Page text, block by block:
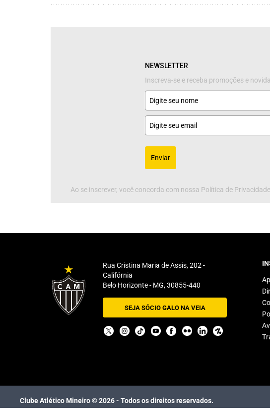
NEWSLETTER
Inscreva-se e receba promoções e
Enviar
Ao se inscrever, você concorda com nossa Política de
Rua Cristina Maria de Assis, 202 -
Califórnia
Belo Horizonte - MG, 30855-440
SEJA SÓCIO GALO NA VEIA
Clube Atlético Mineiro ©2026- Todos os direitos reservados.